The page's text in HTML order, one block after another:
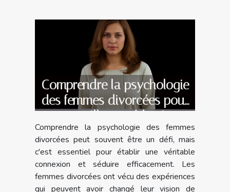
Comprendre la psychologie
des femmes divorcées pour
une meilleure séduction
Comprendre la psychologie des femmes
divorcées peut souvent être un défi, mais
c'est essentiel pour établir une véritable
connexion et séduire efficacement. Les
femmes divorcées ont vécu des expériences
qui peuvent avoir changé leur vision de